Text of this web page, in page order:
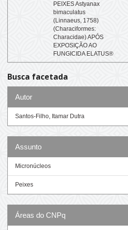
PEIXES Astyanax
bimaculatus
(Linnaeus, 1758)
(Characiformes:
Characidae) APÓS
EXPOSIÇÃO AO
FUNGICIDA ELATUS®
Busca facetada
Autor
Santos-Filho, Itamar Dutra
Assunto
Micronúcleos
Peixes
Áreas do CNPq